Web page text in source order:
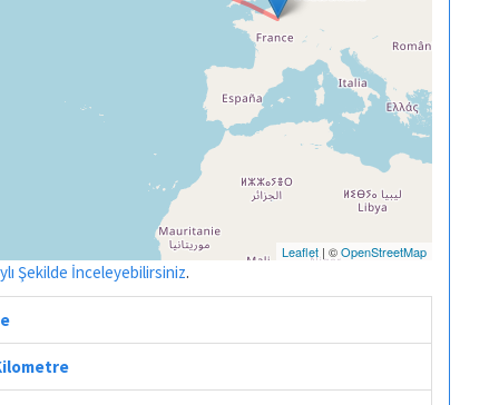
Leaflet | ©OpenStreetMap
Şekilde İnceleyebilirsiniz.